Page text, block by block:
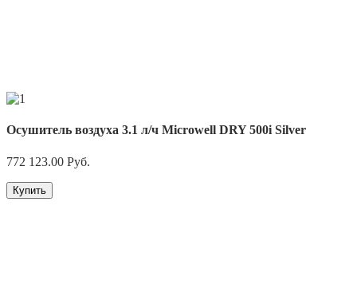
Осушитель воздуха 3.1 л/ч Microwell DRY 500i Silver
772 123.00 Руб.
Купить